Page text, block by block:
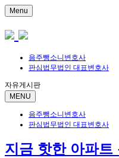
Menu
음주뺑소니변호사
판심법무법인 대표변호사
자유게시판
MENU
음주뺑소니변호사
판심법무법인 대표변호사
지금 핫한 아파트